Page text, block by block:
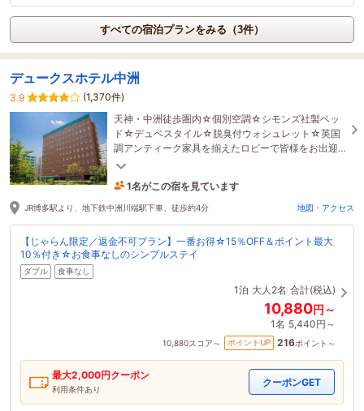
すべての宿泊プランをみる（3件）
デュークスホテル中洲
3.9
(1,370件)
天神・中洲徒歩圏内☆個別空調☆シモンズ社製ベッ
ド☆デュベスタイル☆脱臭付ウォシュレット☆英国
調アンティーク家具を揃えたロビーで皆様をお出迎
え♪スマートテレビ導入★
1名がこの宿を見ています
53分前に予約されました
JR博多駅より、地下鉄中洲川端駅下車、徒歩約4分 地図・アクセス
【じゃらん限定／返金不可プラン】一番お得☆15％OFF＆ポイント最大
10％付き☆お食事なしのシンプルステイ
ダブル 食事なし
1泊 大人2名 合計(税込)
10,880円～
1名 5,440円～
10,880スコア～ ポイントUP 216ポイント～
最大2,000円クーポン
利用条件あり
クーポンGET